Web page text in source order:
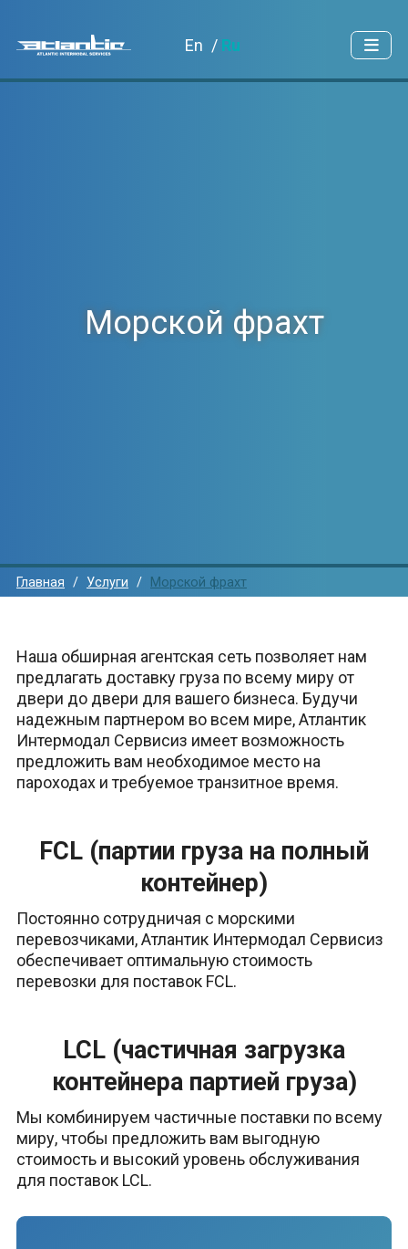
En Ru
Морской фрахт
Главная Услуги Морской фрахт
Наша обширная агентская сеть позволяет нам
предлагать доставку груза по всему миру от
двери до двери для вашего бизнеса. Будучи
надежным партнером во всем мире, Атлантик
Интермодал Сервисиз имеет возможность
предложить вам необходимое место на
пароходах и требуемое транзитное время.
FCL (партии груза на полный
контейнер)
Постоянно сотрудничая с морскими
перевозчиками, Атлантик Интермодал Сервисиз
обеспечивает оптимальную стоимость
перевозки для поставок FCL.
LCL (частичная загрузка
контейнера партией груза)
Мы комбинируем частичные поставки по всему
миру, чтобы предложить вам выгодную
стоимость и высокий уровень обслуживания
для поставок LCL.